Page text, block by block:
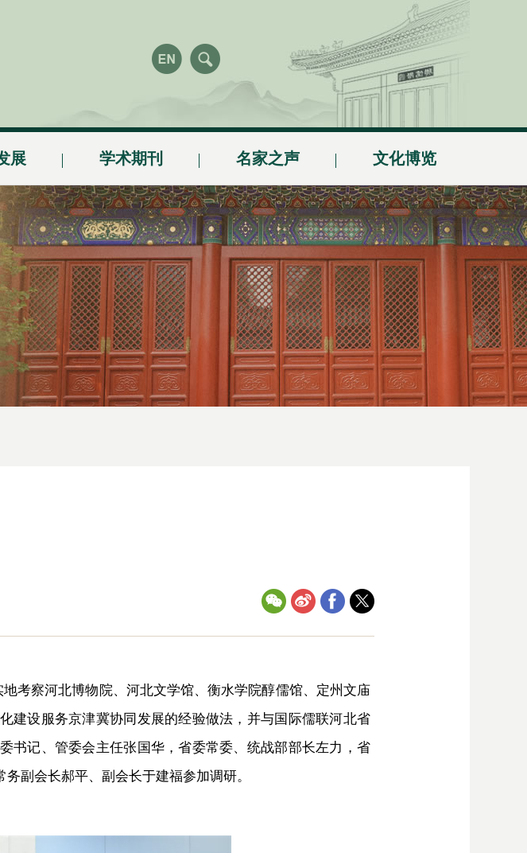
展 学术期刊 名家之声 文化博览
考察河北博物院、河北文学馆、衡水学院醇儒馆、定州文庙
建设服务京津冀协同发展的经验做法，并与国际儒联河北省
书记、管委会主任张国华，省委常委、统战部部长左力，省
副会长郝平、副会长于建福参加调研。